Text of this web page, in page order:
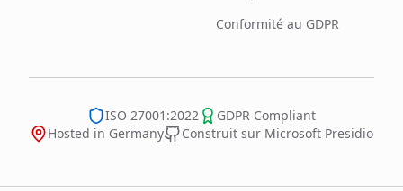
Conformité au GDPR
ISO 27001:2022
GDPR Compliant
Hosted in Germany
Construit sur Microsoft Presidio